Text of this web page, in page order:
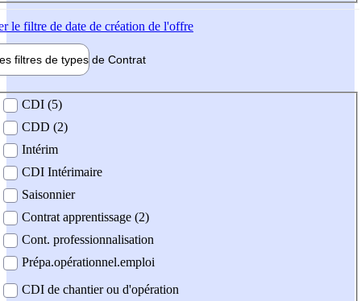
le filtre de date de création de l'offre
filtres de types de Contrat
contrat
CDI (5)
CDD (2)
Intérim
CDI Intérimaire
Saisonnier
Contrat apprentissage (2)
Cont. professionnalisation
Prépa.opérationnel.emploi
CDI de chantier ou d'opération